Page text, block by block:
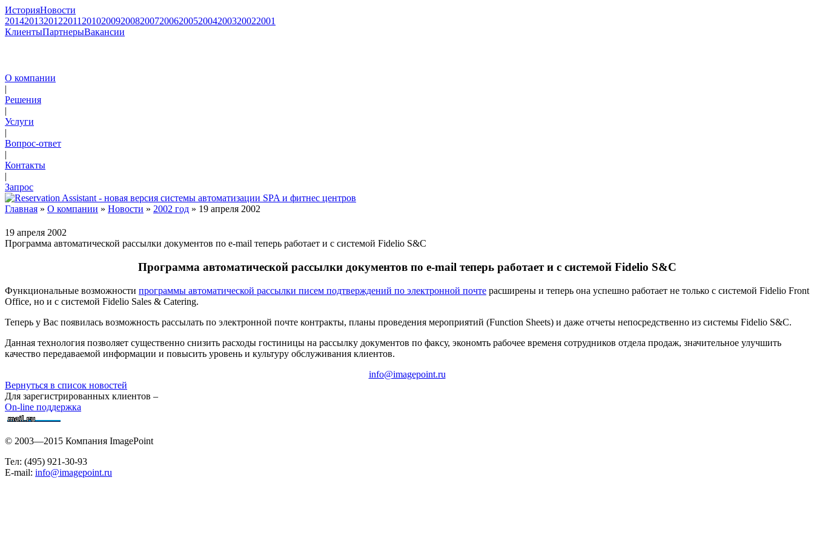
ИсторияНовости
2014201320122011 2010200920082007200620052004200320022001
КлиентыПартнерыВакансии
О компании
|
Решения
|
Услуги
|
Вопрос-ответ
|
Контакты
|
Запрос
Главная » О компании » Новости » 2002 год » 19 апреля 2002
19 апреля 2002
Программа автоматической рассылки документов по e-mail теперь работает и с системой Fidelio S&C
Программа автоматической рассылки документов по e-mail теперь работает и с системой Fidelio S&C
Функциональные возможности программы автоматической рассылки писем подтверждений по электронной почте расширены и теперь она успешно работает не только с системой Fidelio Front
Office, но и с системой Fidelio Sales & Catering.
Теперь у Вас появилась возможность рассылать по электронной почте контракты, планы проведения мероприятий (Function Sheets) и даже отчеты непосредственно из системы Fidelio S&C.
Данная технология позволяет существенно снизить расходы гостиницы на рассылку документов по факсу, экономть рабочее временя сотрудников отдела продаж, значительное улучшить
качество передаваемой информации и повысить уровень и культуру обслуживания клиентов.
info@imagepoint.ru
Вернуться в список новостей
Для зарегистрированных клиентов –
On-line поддержка
© 2003—2015 Компания ImagePoint
Тел: (495) 921-30-93
E-mail: info@imagepoint.ru